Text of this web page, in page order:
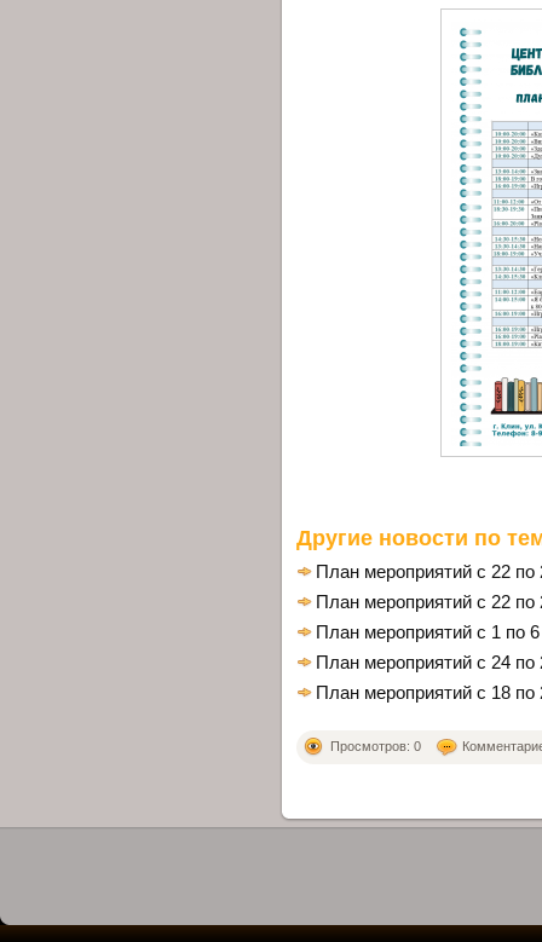
Другие новости по
План мероприятий с 22 по
План мероприятий с 22 по
План мероприятий с 1 по 6
План мероприятий с 24 по
План мероприятий с 18 по
Просмотров: 0